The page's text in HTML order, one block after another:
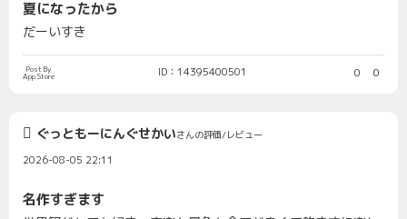
夏になったから
だーいすき
Post By
App Store ID：14395400501 0 0
ぐっともーにんぐせかいさんの評価/レビュー
2026-08-05 22:11
名作すぎます